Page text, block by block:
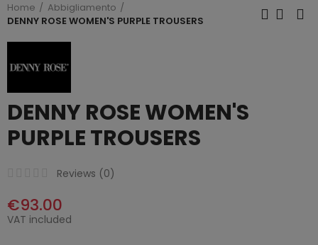
Home
Abbigliamento
DENNY ROSE WOMEN'S PURPLE TROUSERS
DENNY ROSE WOMEN'S
PURPLE TROUSERS
Reviews (0)
€93.00
VAT included